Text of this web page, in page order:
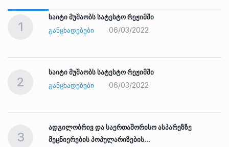
1
საიტი მუშაობს სატესტო რეჟიმში
ᲒᲐᲜᲪᲮᲐᲓᲔᲑᲔᲑᲘ
06/03/2022
2
საიტი მუშაობს სატესტო რეჟიმში
ᲒᲐᲜᲪᲮᲐᲓᲔᲑᲔᲑᲘ
06/03/2022
3
ადგილობრივ და საერთაშორისო ასპარეზზე
მეცნიერების პოპულარიზების…